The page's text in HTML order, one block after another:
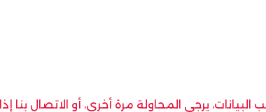
يرجى المحاولة مرة أخرى، أو الاتصال بنا